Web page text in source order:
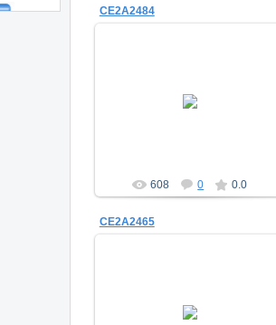
CE2A2484
608 0 0.0
CE2A2465